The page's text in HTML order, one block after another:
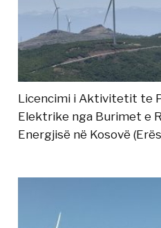
Licencimi i Aktivitetit te
Elektrike nga Burimet e
Energjisë në Kosovë